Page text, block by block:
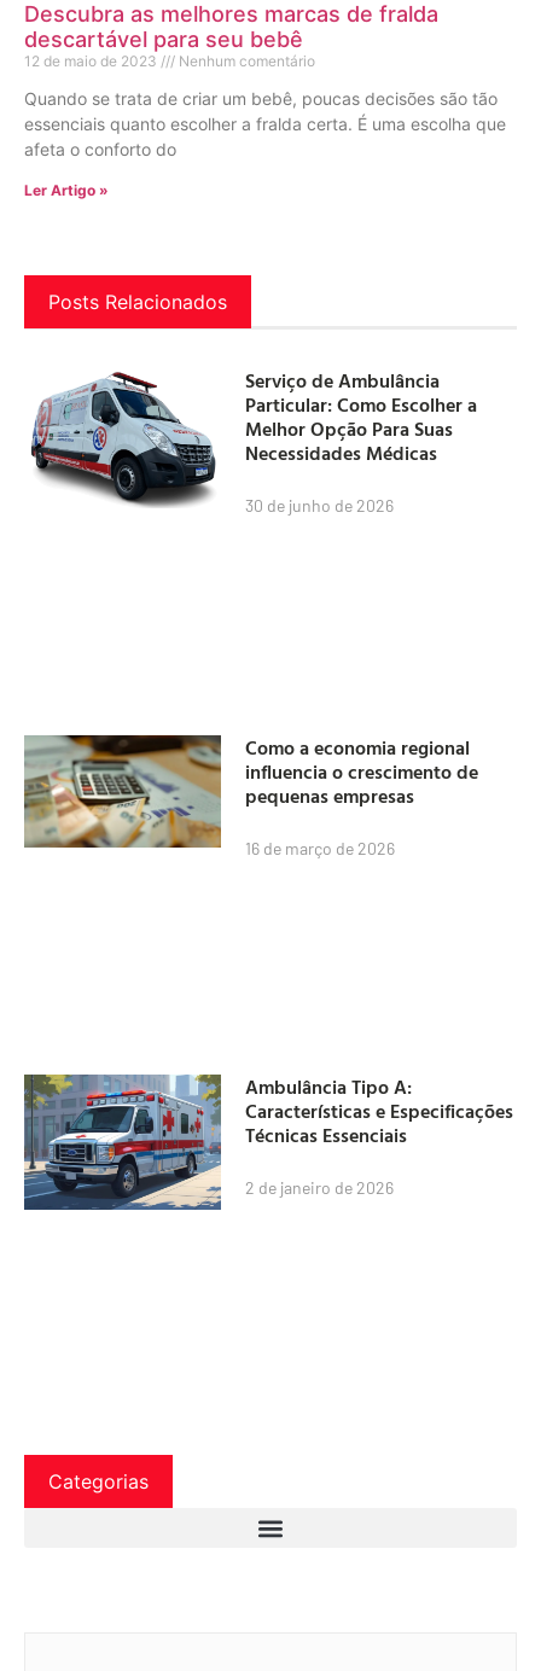
Descubra as melhores marcas de fralda
descartável para seu bebê
12 de maio de 2023 Nenhum comentário
Quando se trata de criar um bebê, poucas decisões são tão
essenciais quanto escolher a fralda certa. É uma escolha que
afeta o conforto do
Ler Artigo »
Posts Relacionados
Serviço de Ambulância
Particular: Como Escolher a
Melhor Opção Para Suas
Necessidades Médicas
30 de junho de 2026
Como a economia regional
influencia o crescimento de
pequenas empresas
16 de março de 2026
Ambulância Tipo A:
Características e Especificações
Técnicas Essenciais
2 de janeiro de 2026
Categorias